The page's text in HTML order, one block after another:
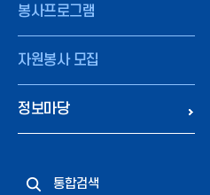
봉사프로그램
자원봉사 모집
정보마당
통합검색